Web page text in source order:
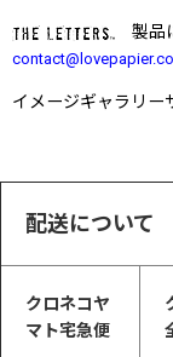
製品
イメージギャラリー
配送について
クロネコヤ
マト宅急便